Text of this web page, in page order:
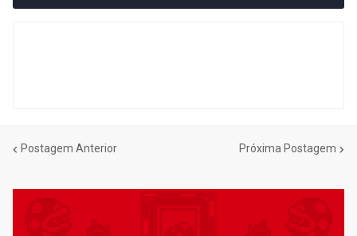
Postagem Anterior Próxima Postagem